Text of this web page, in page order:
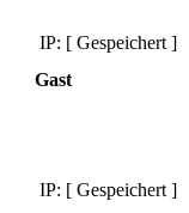
IP: [ Gespeichert ]
Gast
IP: [ Gespeichert ]